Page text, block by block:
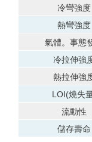
冷彎強度
熱彎強度
氣體。 事態
冷拉伸強
熱拉伸強
LOI(燒失
流動性
儲存壽命